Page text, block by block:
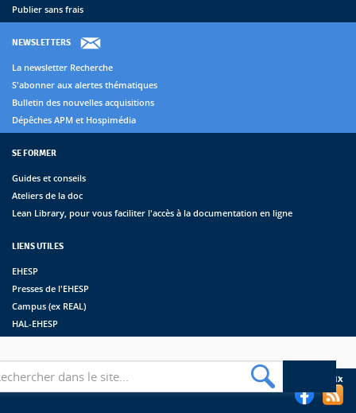
Publier sans frais
NEWSLETTERS
La newsletter Recherche
S'abonner aux alertes thématiques
Bulletin des nouvelles acquisitions
Dépêches APM et Hospimédia
SE FORMER
Guides et conseils
Ateliers de la doc
Lean Library, pour vous faciliter l'accès à la documentation en ligne
LIENS UTILES
EHESP
Presses de l'EHESP
Campus (ex REAL)
HAL-EHESP
Suivez les bibliothèques de l'EHESP sur les réseaux sociaux